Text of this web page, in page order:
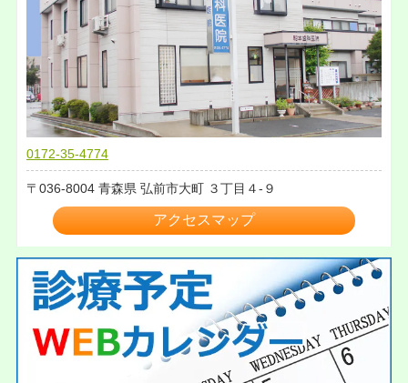
0172-35-4774
036-8004 青森県 弘前市大町 ３丁目４-９
アクセスマップ